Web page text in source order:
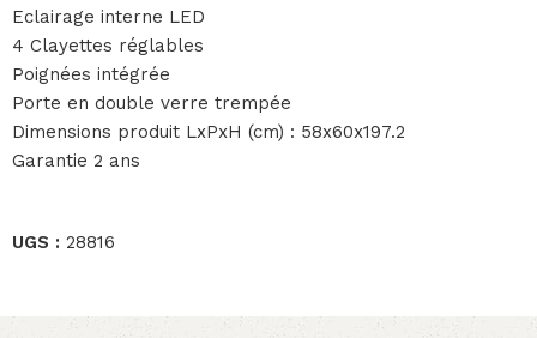
Eclairage interne LED
4 Clayettes réglables
Poignées intégrée
Porte en double verre trempée
Dimensions produit LxPxH (cm) : 58x60x197.2
Garantie 2 ans
UGS : 28816